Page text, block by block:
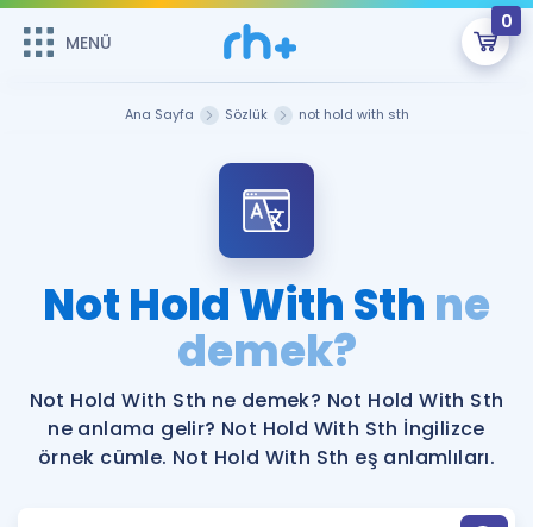
MENÜ
0
Şifremi Hatırlamıyorum
Sepetin Şu An Boş.
Remzi Hoca ile seni sınava hazırlayacak onlarca eğitim seni
bekliyor!
MENÜ
Katılımcı Görüşleri
Faydalı Araçlar
Ücretsiz Kaynaklar
Blog
İngilizce Gramer
Ana Sayfa Sözlük not hold with sth
Not Hold With Sth ne
demek?
Not Hold With Sth ne demek? Not Hold With Sth
ne anlama gelir? Not Hold With Sth İngilizce
örnek cümle. Not Hold With Sth eş anlamlıları.